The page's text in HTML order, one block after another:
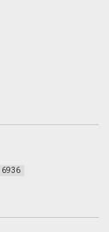
6936